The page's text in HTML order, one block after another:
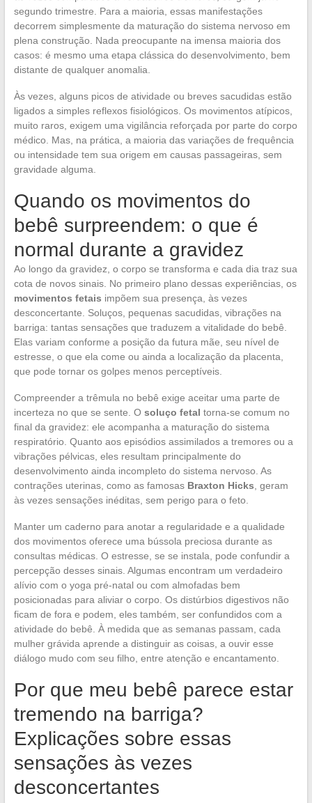
segundo trimestre. Para a maioria, essas manifestações
decorrem simplesmente da maturação do sistema nervoso em
plena construção. Nada preocupante na imensa maioria dos
casos: é mesmo uma etapa clássica do desenvolvimento, bem
distante de qualquer anomalia.
Às vezes, alguns picos de atividade ou breves sacudidas estão
ligados a simples reflexos fisiológicos. Os movimentos atípicos,
muito raros, exigem uma vigilância reforçada por parte do corpo
médico. Mas, na prática, a maioria das variações de frequência
ou intensidade tem sua origem em causas passageiras, sem
gravidade alguma.
Quando os movimentos do
bebê surpreendem: o que é
normal durante a gravidez
Ao longo da gravidez, o corpo se transforma e cada dia traz sua
cota de novos sinais. No primeiro plano dessas experiências, os
movimentos fetais impõem sua presença, às vezes
desconcertante. Soluços, pequenas sacudidas, vibrações na
barriga: tantas sensações que traduzem a vitalidade do bebê.
Elas variam conforme a posição da futura mãe, seu nível de
estresse, o que ela come ou ainda a localização da placenta,
que pode tornar os golpes menos perceptíveis.
Compreender a trêmula no bebê exige aceitar uma parte de
incerteza no que se sente. O soluço fetal torna-se comum no
final da gravidez: ele acompanha a maturação do sistema
respiratório. Quanto aos episódios assimilados a tremores ou a
vibrações pélvicas, eles resultam principalmente do
desenvolvimento ainda incompleto do sistema nervoso. As
contrações uterinas, como as famosas Braxton Hicks , geram
às vezes sensações inéditas, sem perigo para o feto.
Manter um caderno para anotar a regularidade e a qualidade
dos movimentos oferece uma bússola preciosa durante as
consultas médicas. O estresse, se se instala, pode confundir a
percepção desses sinais. Algumas encontram um verdadeiro
alívio com o yoga pré-natal ou com almofadas bem
posicionadas para aliviar o corpo. Os distúrbios digestivos não
ficam de fora e podem, eles também, ser confundidos com a
atividade do bebê. À medida que as semanas passam, cada
mulher grávida aprende a distinguir as coisas, a ouvir esse
diálogo mudo com seu filho, entre atenção e encantamento.
Por que meu bebê parece estar
tremendo na barriga?
Explicações sobre essas
sensações às vezes
desconcertantes